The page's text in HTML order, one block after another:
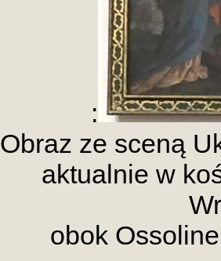
:
Obraz ze sceną
aktualnie w
obok